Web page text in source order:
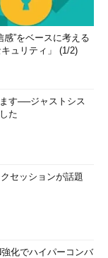
感”をベースに考える
キュリティ」 (1/2)
す──ジャストシス
た
セッションが話題
化でハイパーコンバ